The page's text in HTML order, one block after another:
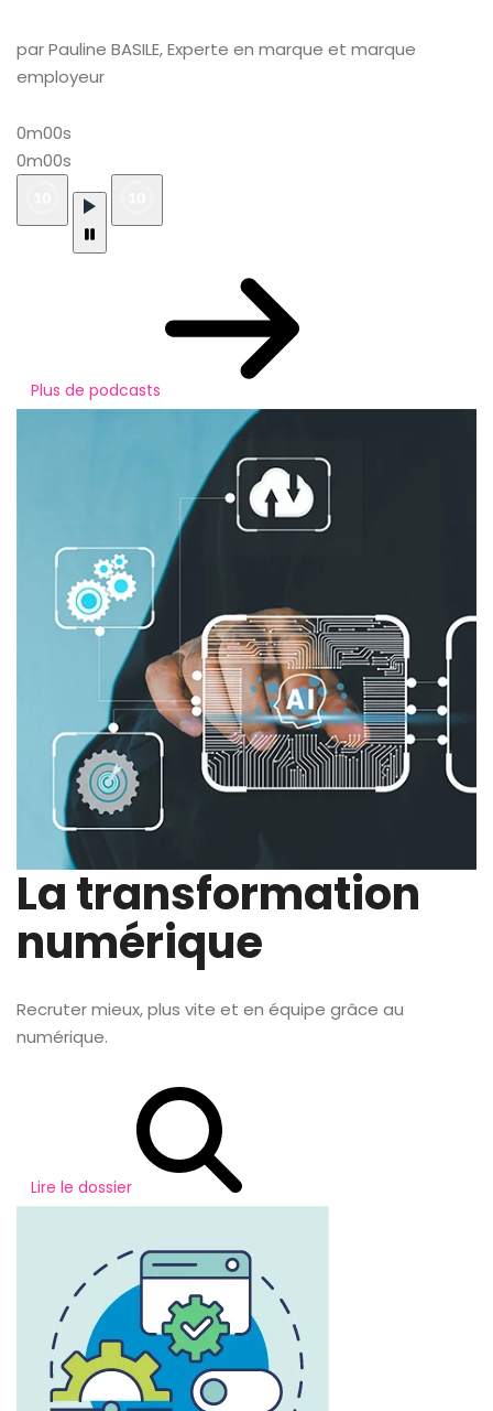
par Pauline BASILE, Experte en marque et marque
employeur
0m00s
0m00s
Plus de podcasts
La transformation
numérique
Recruter mieux, plus vite et en équipe grâce au
numérique.
Lire le dossier